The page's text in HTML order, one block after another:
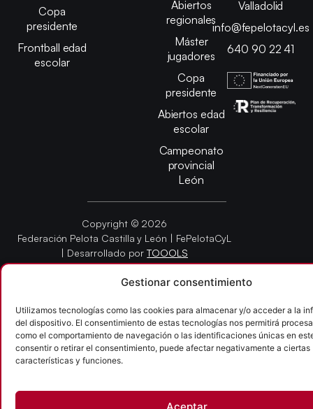
Gestionar consentimiento
Utilizamos tecnologías como las cookies para almacenar y/o acceder a la
del dispositivo. El consentimiento de estas tecnologías nos permitirá
como el comportamiento de navegación o las identificaciones únicas en
consentir o retirar el consentimiento, puede afectar negativamente a ciertas
características y funciones.
Aceptar
Copa
presidente
Frontball edad
escolar
Abiertos
regionales
Máster
jugadores
Copa
presidente
Abiertos edad
escolar
Campeonato
provincial
León
Valladolid
info@fepelotacyl.es
640 90 22 41
Copyright © 2026
Federación Pelota Castilla y León | FePelotaCyL
| Desarrollado porTOOOLS
Accesibilidad